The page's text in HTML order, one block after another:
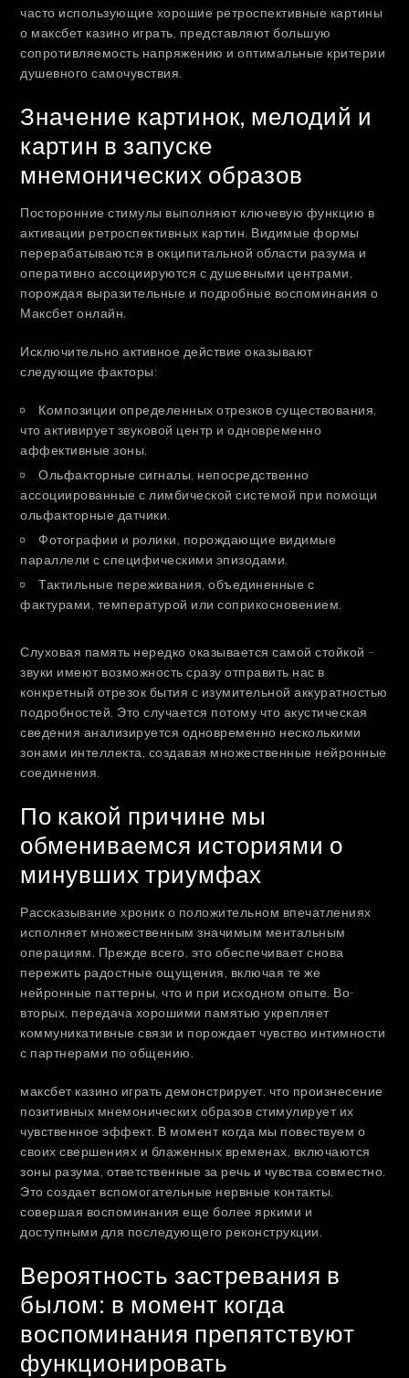
часто использующие хорошие ретроспективные картины
о максбет казино играть, представляют большую
сопротивляемость напряжению и оптимальные критерии
душевного самочувствия.
Значение картинок, мелодий и
картин в запуске
мнемонических образов
Посторонние стимулы выполняют ключевую функцию в
активации ретроспективных картин. Видимые формы
перерабатываются в окципитальной области разума и
оперативно ассоциируются с душевными центрами,
порождая выразительные и подробные воспоминания о
Максбет онлайн.
Исключительно активное действие оказывают
следующие факторы:
Композиции определенных отрезков существования,
что активирует звуковой центр и одновременно
аффективные зоны.
Ольфакторные сигналы, непосредственно
ассоциированные с лимбической системой при помощи
ольфакторные датчики.
Фотографии и ролики, порождающие видимые
параллели с специфическими эпизодами.
Тактильные переживания, объединенные с
фактурами, температурой или соприкосновением.
Слуховая память нередко оказывается самой стойкой –
звуки имеют возможность сразу отправить нас в
конкретный отрезок бытия с изумительной аккуратностью
подробностей. Это случается потому что акустическая
сведения анализируется одновременно несколькими
зонами интеллекта, создавая множественные нейронные
соединения.
По какой причине мы
обмениваемся историями о
минувших триумфах
Рассказывание хроник о положительном впечатлениях
исполняет множественным значимым ментальным
операциям. Прежде всего, это обеспечивает снова
пережить радостные ощущения, включая те же
нейронные паттерны, что и при исходном опыте. Во-
вторых, передача хорошими памятью укрепляет
коммуникативные связи и порождает чувство интимности
с партнерами по общению.
максбет казино играть демонстрирует, что произнесение
позитивных мнемонических образов стимулирует их
чувственное эффект. В момент когда мы повествуем о
своих свершениях и блаженных временах, включаются
зоны разума, ответственные за речь и чувства совместно.
Это создает вспомогательные нервные контакты,
совершая воспоминания еще более яркими и
доступными для последующего реконструкции.
Вероятность застревания в
былом: в момент когда
воспоминания препятствуют
функционировать